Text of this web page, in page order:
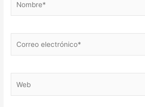
electrónico*